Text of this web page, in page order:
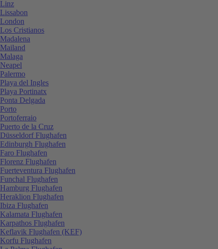
Linz
Lissabon
London
Los Cristianos
Madalena
Mailand
Malaga
Neapel
Palermo
Playa del Ingles
Playa Portinatx
Ponta Delgada
Porto
Portoferraio
Puerto de la Cruz
Düsseldorf Flughafen
Edinburgh Flughafen
Faro Flughafen
Florenz Flughafen
Fuerteventura Flughafen
Funchal Flughafen
Hamburg Flughafen
Heraklion Flughafen
Ibiza Flughafen
Kalamata Flughafen
Karpathos Flughafen
Keflavik Flughafen (KEF)
Korfu Flughafen